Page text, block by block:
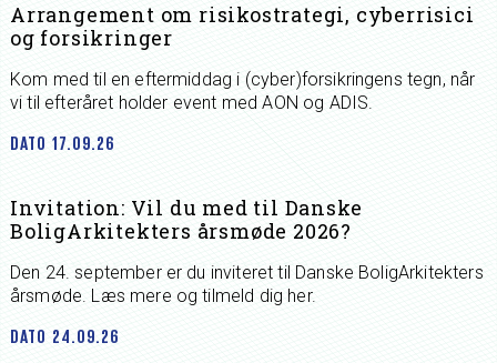
Arrangement om risikostrategi, cyberrisici
og forsikringer
Kom med til en eftermiddag i (cyber)forsikringens tegn, når
vi til efteråret holder event med AON og ADIS.
DATO 17.09.26
Invitation: Vil du med til Danske
BoligArkitekters årsmøde 2026?
Den 24. september er du inviteret til Danske BoligArkitekters
årsmøde. Læs mere og tilmeld dig her.
DATO 24.09.26